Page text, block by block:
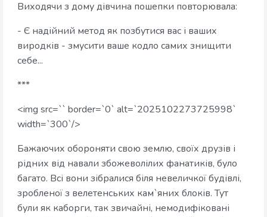
Виходячи з дому дівчина пошепки повторювала:
- Є надійний метод як позбутися вас і ваших
виродків - змусити ваше кодло самих знищити
себе...
***
<img src=`` border=`0` alt=`2025102273725998`
width=`300`/>
Бажаючих обороняти свою землю, своїх друзів і
рідних від навали збожеволілих фанатиків, було
багато. Всі вони зібралися біля невеличкої будівлі,
зробленої з велетенських кам`яних блоків. Тут
були як каборги, так звичайні, немодифіковані